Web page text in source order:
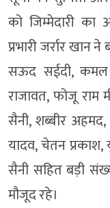
को जिम्मेदारी का
प्रभारी जर्रार खान
सऊद सईदी, कमल
राजावत, फोजू राम
सैनी, शब्बीर
यादव, चेतन
सैनी सहित बड़ी
मौजूद रहे।